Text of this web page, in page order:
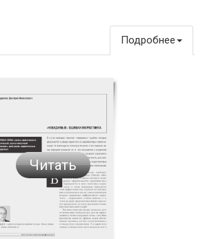
Подробнее
Читать